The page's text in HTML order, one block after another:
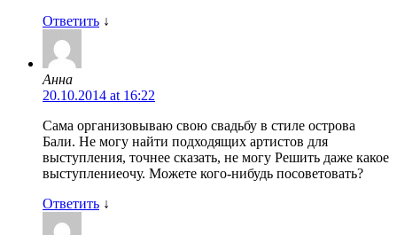
Ответить ↓
Анна
20.10.2014 at 16:22
Сама организовываю свою свадьбу в стиле острова
Бали. Не могу найти подходящих артистов для
выступления, точнее сказать, не могу Решить даже какое
выступлениеочу. Можете кого-нибудь посоветовать?
Ответить ↓